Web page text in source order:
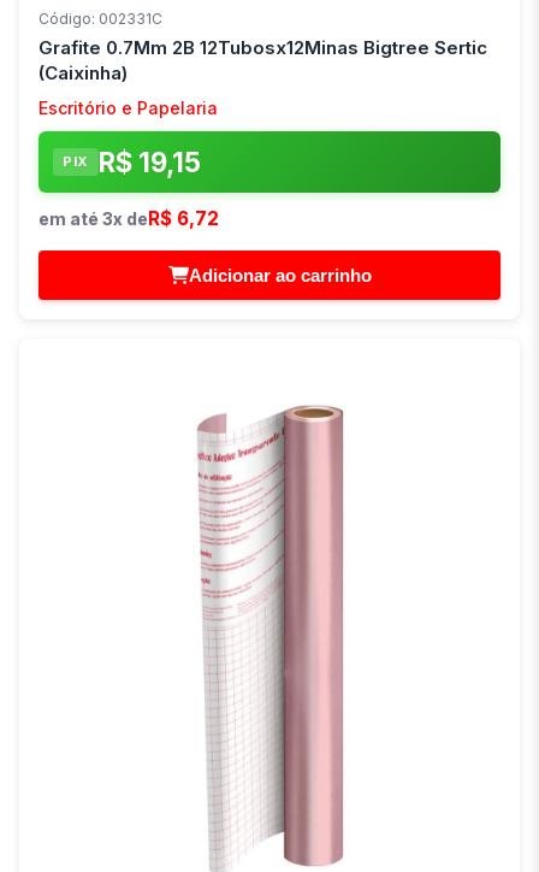
Código: 002331C
Grafite 0.7Mm 2B 12Tubosx12Minas Bigtree Sertic
(Caixinha)
Escritório e Papelaria
PIX R$ 19,15
em até 3x deR$ 6,72
Adicionar ao carrinho